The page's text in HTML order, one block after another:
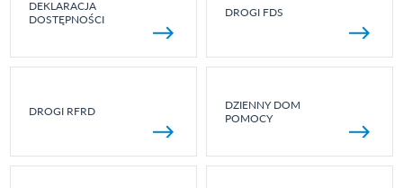
DEKLARACJA
DOSTĘPNOŚCI
DROGI FDS
DROGI RFRD
DZIENNY DOM
POMOCY